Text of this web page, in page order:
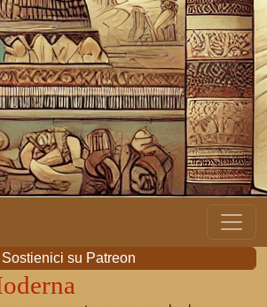
Sostienici su Patreon